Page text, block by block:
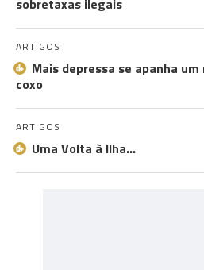
ARTIGOS
Mais depressa se apanha
coxo
ARTIGOS
Uma Volta à Ilha…